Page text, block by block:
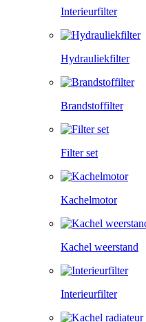
Interieurfilter
Hydrauliekfilter
Brandstoffilter
Filter set
Kachelmotor
Kachel weerstand
Interieurfilter